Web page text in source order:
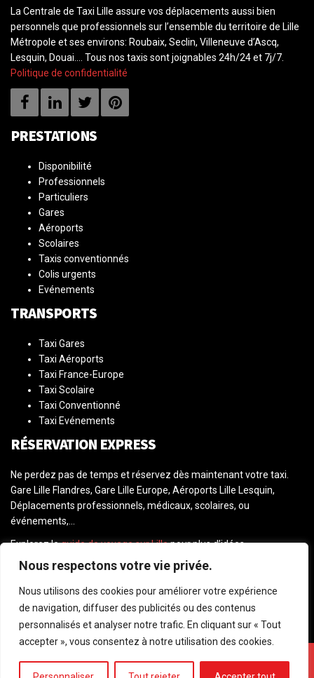
Nous respectons votre vie privée.
Nous utilisons des cookies pour améliorer votre expérience
de navigation, diffuser des publicités ou des contenus
personnalisés et analyser notre trafic. En cliquant sur « Tout
accepter », vous consentez à notre utilisation des cookies.
La Centrale de Taxi Lille assure vos déplacements aussi bien
personnels que professionnels sur l’ensemble du territoire de Lille
Métropole et ses environs: Roubaix, Seclin, Villeneuve d’Ascq,
Lesquin, Douai…. Tous nos taxis sont joignables 24h/24 et 7j/7.
Politique de confidentialité
PRESTATIONS
Disponibilité
Professionnels
Particuliers
Gares
Aéroports
Scolaires
Taxis conventionnés
Colis urgents
Evénements
TRANSPORTS
Taxi Gares
Taxi Aéroports
Taxi France-Europe
Taxi Scolaire
Taxi Conventionné
Taxi Evénements
RÉSERVATION EXPRESS
Ne perdez pas de temps et réservez dès maintenant votre taxi.
Gare Lille Flandres, Gare Lille Europe, Aéroports Lille Lesquin,
Déplacements professionnels, médicaux, scolaires, ou
événements,...
Explorez leguide de voyage sur Lillepour plus d’idées.
Réservezvos vols vers Lilleaujourd’hui.
JE RÉSERVE MON TAXI
d’Ascq, Lesquin,…